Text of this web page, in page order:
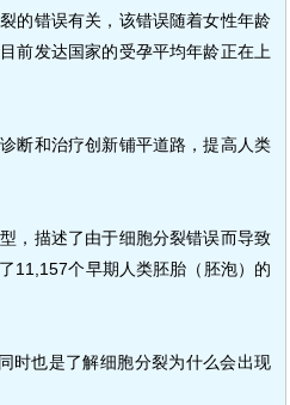
的错误有关，该错误随着女性年龄
前发达国家的受孕平均年龄正在上
断和治疗创新铺平道路，提高人类
，描述了由于细胞分裂错误而导致
11,157个早期人类胚胎（胚泡）的
时也是了解细胞分裂为什么会出现